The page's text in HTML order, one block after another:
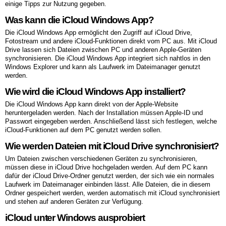
einige Tipps zur Nutzung gegeben.
Was kann die iCloud Windows App?
Die iCloud Windows App ermöglicht den Zugriff auf iCloud Drive,
Fotostream und andere iCloud-Funktionen direkt vom PC aus. Mit iCloud
Drive lassen sich Dateien zwischen PC und anderen Apple-Geräten
synchronisieren. Die iCloud Windows App integriert sich nahtlos in den
Windows Explorer und kann als Laufwerk im Dateimanager genutzt
werden.
Wie wird die iCloud Windows App installiert?
Die iCloud Windows App kann direkt von der Apple-Website
heruntergeladen werden. Nach der Installation müssen Apple-ID und
Passwort eingegeben werden. Anschließend lässt sich festlegen, welche
iCloud-Funktionen auf dem PC genutzt werden sollen.
Wie werden Dateien mit iCloud Drive synchronisiert?
Um Dateien zwischen verschiedenen Geräten zu synchronisieren,
müssen diese in iCloud Drive hochgeladen werden. Auf dem PC kann
dafür der iCloud Drive-Ordner genutzt werden, der sich wie ein normales
Laufwerk im Dateimanager einbinden lässt. Alle Dateien, die in diesem
Ordner gespeichert werden, werden automatisch mit iCloud synchronisiert
und stehen auf anderen Geräten zur Verfügung.
iCloud unter Windows ausprobiert